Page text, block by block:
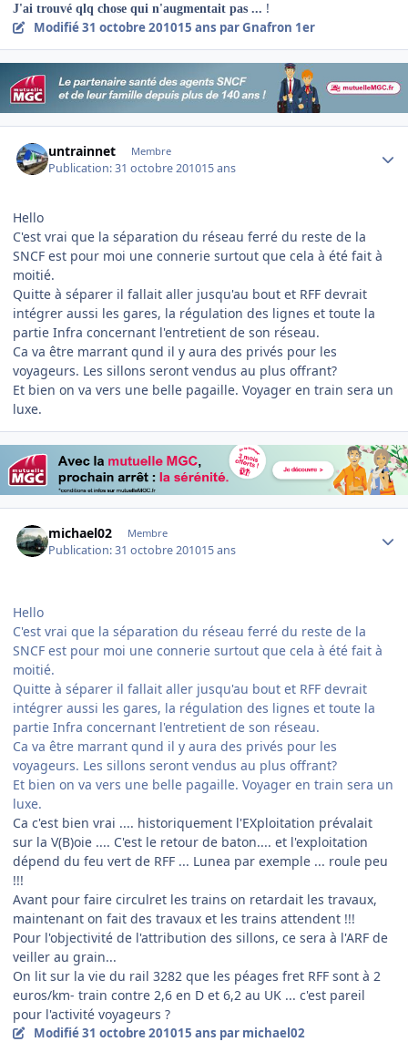
J'ai trouvé qlq chose qui n'augmentait pas ... !
Modifié31 octobre 201015 ans par Gnafron 1er
untrainnet Membre
Publication:31 octobre 201015 ans
Hello
C'est vrai que la séparation du réseau ferré du reste de la
SNCF est pour moi une connerie surtout que cela à été fait à
moitié.
Quitte à séparer il fallait aller jusqu'au bout et RFF devrait
intégrer aussi les gares, la régulation des lignes et toute la
partie Infra concernant l'entretient de son réseau.
Ca va être marrant qund il y aura des privés pour les
voyageurs. Les sillons seront vendus au plus offrant?
Et bien on va vers une belle pagaille. Voyager en train sera un
luxe.
michael02 Membre
Publication:31 octobre 201015 ans
Hello
C'est vrai que la séparation du réseau ferré du reste de la
SNCF est pour moi une connerie surtout que cela à été fait à
moitié.
Quitte à séparer il fallait aller jusqu'au bout et RFF devrait
intégrer aussi les gares, la régulation des lignes et toute la
partie Infra concernant l'entretient de son réseau.
Ca va être marrant qund il y aura des privés pour les
voyageurs. Les sillons seront vendus au plus offrant?
Et bien on va vers une belle pagaille. Voyager en train sera un
luxe.
Ca c'est bien vrai .... historiquement l'EXploitation prévalait
sur la V(B)oie .... C'est le retour de baton.... et l'exploitation
dépend du feu vert de RFF ... Lunea par exemple ... roule peu
!!!
Avant pour faire circulret les trains on retardait les travaux,
maintenant on fait des travaux et les trains attendent !!!
Pour l'objectivité de l'attribution des sillons, ce sera à l'ARF de
veiller au grain...
On lit sur la vie du rail 3282 que les péages fret RFF sont à 2
euros/km- train contre 2,6 en D et 6,2 au UK ... c'est pareil
pour l'activité voyageurs ?
Modifié31 octobre 201015 ans par michael02